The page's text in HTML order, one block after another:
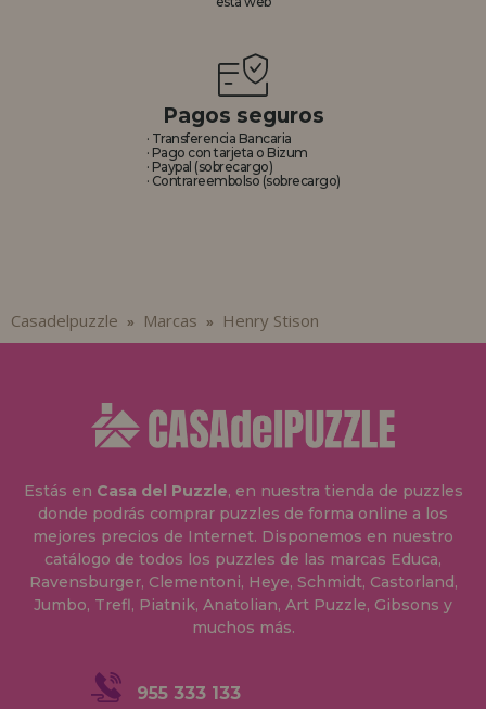
Pagos seguros
· Transferencia Bancaria
· Pago con tarjeta o Bizum
· Paypal (sobrecargo)
· Contrareembolso (sobrecargo)
Casadelpuzzle » Marcas » Henry Stison
Estás en Casa del Puzzle, en nuestra tienda de puzzles
donde podrás comprar puzzles de forma online a los
mejores precios de Internet. Disponemos en nuestro
catálogo de todos los puzzles de las marcas Educa,
Ravensburger, Clementoni, Heye, Schmidt, Castorland,
Jumbo, Trefl, Piatnik, Anatolian, Art Puzzle, Gibsons y
muchos más.
955 333 133